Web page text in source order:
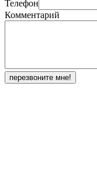
Телефон
Комментарий
перезвоните мне!